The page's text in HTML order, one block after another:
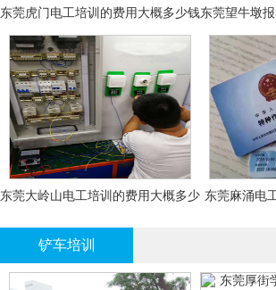
东莞虎门电工培训的费用大概多少钱东莞望牛墩
东莞大岭山电工培训的费用大概多少 东莞麻涌电
铲车培训